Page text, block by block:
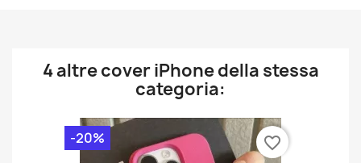
4 altre cover iPhone della stessa
categoria:
-20% favorite_border